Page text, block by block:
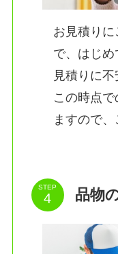
お見積り
で、はじ
見積りに
この時点
ますので、
STEP 品物